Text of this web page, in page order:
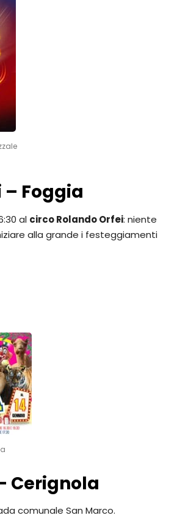
Foggia
al circo Rolando Orfei: niente
alla grande i festeggiamenti
Cerignola
comunale San Marco.